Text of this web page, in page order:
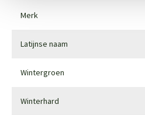
Merk
Latijnse naam
Wintergroen
Winterhard